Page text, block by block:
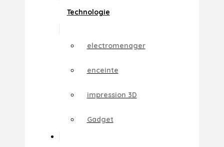
Technologie
electromenager
enceinte
impression 3D
Gadget